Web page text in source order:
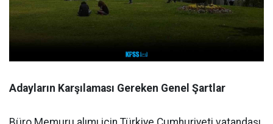
Adayların Karşılaması Gereken Genel Şartlar